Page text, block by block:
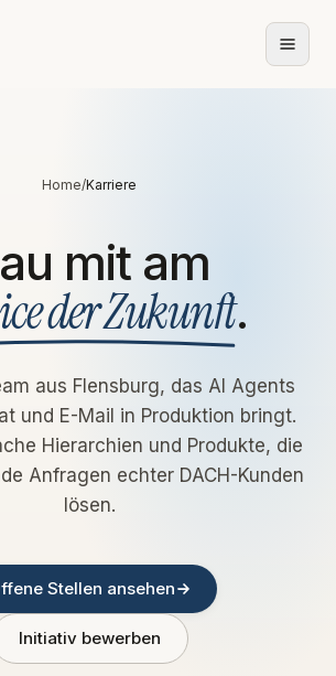
Home/Karriere
mit am
der Zukunft.
aus Flensburg, das AI Agents
und E-Mail in Produktion bringt.
Hierarchien und Produkte, die
Anfragen echter DACH-Kunden
lösen.
Stellen ansehen
Initiativ bewerben